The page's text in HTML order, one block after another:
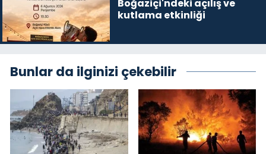
Boğaziçi'ndeki açılış ve
kutlama etkinliği
Bunlar da ilginizi çekebilir